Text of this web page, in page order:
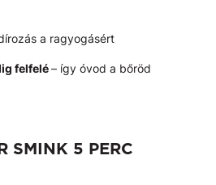
a ragyogásért
felfelé– így óvod a bőröd
SMINK 5 PERC